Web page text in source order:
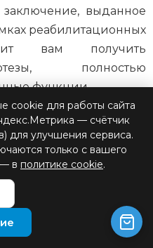
выданное
реабилитационных
вам получить
полностью
функции.
cookie для работы сайта
— счётчик
для улучшения сервиса.
только с вашего
в политике cookie.